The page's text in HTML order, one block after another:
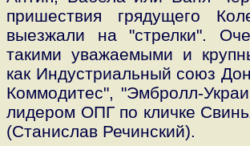
пришествия грядущего
выезжали на "стрелки".
такими уважаемыми и
как Индустриальный союз
Коммодитес", "Эмбролл-
лидером ОПГ по кличке
(Станислав Речинский).